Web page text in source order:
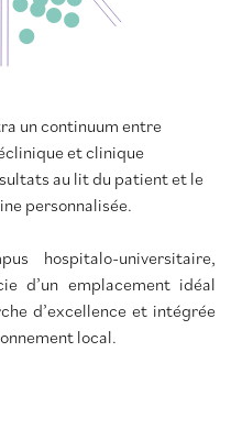
un continuum entre
et clinique
au lit du patient et le
personnalisée.
hospitalo-universitaire,
d’un emplacement idéal
d’excellence et intégrée
local.